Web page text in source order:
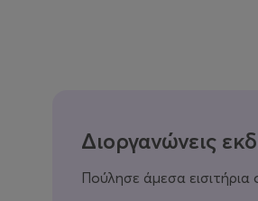
Διοργανώνεις
Πούλησε άμεσα